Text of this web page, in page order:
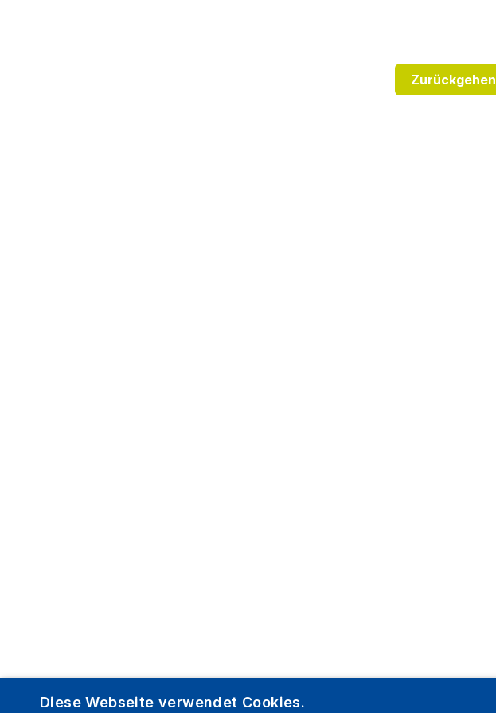
Zurückgehen
Diese Webseite verwendet Cookies.